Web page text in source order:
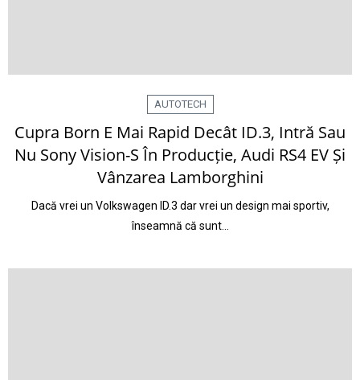
AUTOTECH
Cupra Born E Mai Rapid Decât ID.3, Intră Sau
Nu Sony Vision-S În Producție, Audi RS4 EV Și
Vânzarea Lamborghini
Dacă vrei un Volkswagen ID.3 dar vrei un design mai sportiv,
înseamnă că sunt…